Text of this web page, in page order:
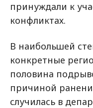
принуждали к
конфликтах.
В наибольшей
конкретные
половина
причиной
случилась в